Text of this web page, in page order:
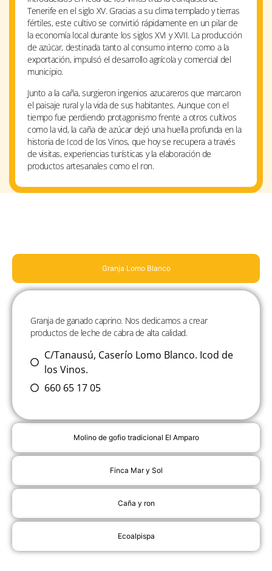
Tenerife en el siglo XV. Gracias a su clima templado y tierras
fértiles, este cultivo se convirtió rápidamente en un pilar de
la economía local durante los siglos XVI y XVII. La producción
de azúcar, destinada tanto al consumo interno como a la
exportación, impulsó el desarrollo agrícola y comercial del
municipio.
Junto a la caña, surgieron ingenios azucareros que marcaron
el paisaje rural y la vida de sus habitantes. Aunque con el
tiempo fue perdiendo protagonismo frente a otros cultivos
como la vid, la caña de azúcar dejó una huella profunda en la
historia de Icod de los Vinos, que hoy se recupera a través
de visitas, experiencias turísticas y la elaboración de
productos artesanales como el ron.
Granja Lomo Blanco
Molino de gofio tradicional El Amparo
Finca Mar y Sol
Caña y ron
Ecoalpispa
Granja de ganado caprino. Nos dedicamos a crear
productos de leche de cabra de alta calidad.
C/Tanausú, Caserío Lomo Blanco. Icod de
los Vinos.
660 65 17 05